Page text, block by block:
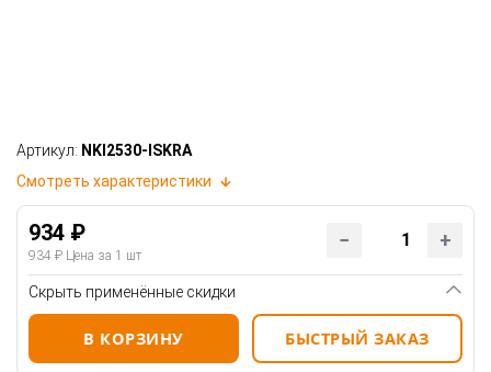
Артикул: NKI2530-ISKRA
Смотреть характеристики
934 ₽
934 ₽ Цена за 1 шт
Скрыть применённые скидки
В КОРЗИНУ БЫСТРЫЙ ЗАКАЗ